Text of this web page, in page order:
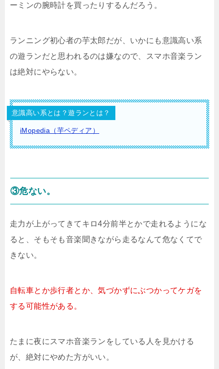
ーミンの腕時計を買ったりするんだろう。
ランニング初心者の芋太郎だが、いかにも意識高い系
の遊ランだと思われるのは嫌なので、スマホ音楽ラン
は絶対にやらない。
意識高い系とは？遊ランとは？
iMopedia（芋ペディア）
③危ない。
走力が上がってきてキロ4分前半とかで走れるようにな
ると、そもそも音楽聞きながら走るなんて危なくてで
きない。
自転車とか歩行者とか、気づかずにぶつかってケガを
する可能性がある。
たまに夜にスマホ音楽ランをしている人を見かける
が、絶対にやめた方がいい。